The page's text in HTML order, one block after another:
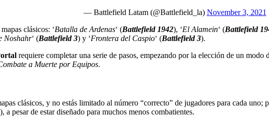
— Battlefield Latam (@Battlefield_la) November 3, 2021
clásicos: ‘Batalla de Ardenas‘ (Battlefield 1942), ‘El Alamein‘ (Battlefield
Noshahr‘ (Battlefield 3) y ‘Frontera del Caspio‘ (Battlefield 3).
requiere completar una serie de pasos, empezando por la elección de un
a Muerte por Equipos.
clásicos, y no estás limitado al número “correcto” de jugadores para cada uno;
a pesar de estar diseñado para muchos menos combatientes.